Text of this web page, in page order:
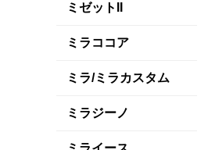
ミゼットII
ミラココア
ミラ/ミラカスタム
ミラジーノ